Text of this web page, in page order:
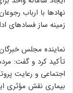
نهادها با ارباب
زمینه ساز فسادهای
نماینده مجلس
تأکید کرد و گفت:
اجتماعی و رعایت
بیماری نقش مؤثری